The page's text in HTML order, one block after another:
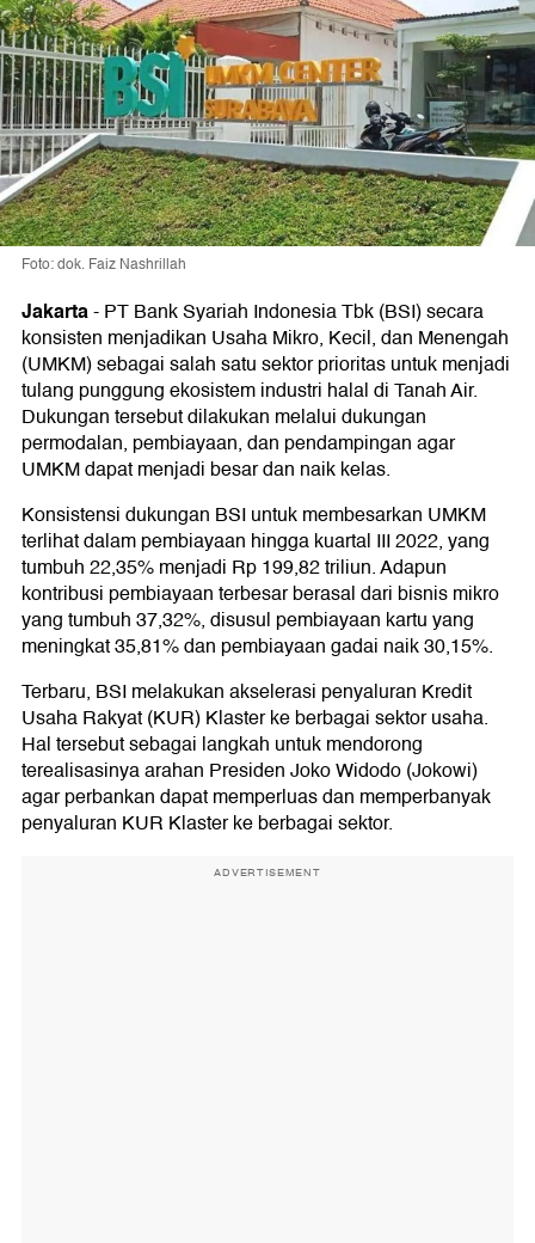
Foto: dok. Faiz Nashrillah
Jakarta-PT Bank Syariah Indonesia Tbk (BSI) secara
konsisten menjadikan Usaha Mikro, Kecil, dan Menengah
(UMKM) sebagai salah satu sektor prioritas untuk menjadi
tulang punggung ekosistem industri halal di Tanah Air.
Dukungan tersebut dilakukan melalui dukungan
permodalan, pembiayaan, dan pendampingan agar
UMKM dapat menjadi besar dan naik kelas.
Konsistensi dukungan BSI untuk membesarkan UMKM
terlihat dalam pembiayaan hingga kuartal III 2022, yang
tumbuh 22,35% menjadi Rp 199,82 triliun. Adapun
kontribusi pembiayaan terbesar berasal dari bisnis mikro
yang tumbuh 37,32%, disusul pembiayaan kartu yang
meningkat 35,81% dan pembiayaan gadai naik 30,15%.
Terbaru, BSI melakukan akselerasi penyaluran Kredit
Usaha Rakyat (KUR) Klaster ke berbagai sektor usaha.
Hal tersebut sebagai langkah untuk mendorong
terealisasinya arahan Presiden Joko Widodo (Jokowi)
agar perbankan dapat memperluas dan memperbanyak
penyaluran KUR Klaster ke berbagai sektor.
ADVERTISEMENT